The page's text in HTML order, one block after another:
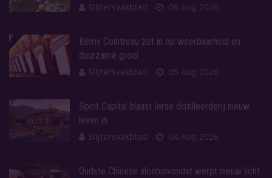
Slijtersvakblad
06 Aug 2026
Rémy Cointreau zet in op weerbaarheid en
duurzame groei
Slijtersvakblad
05 Aug 2026
Spirit Capital blaast Ierse distilleerderij nieuw
leven in
Slijtersvakblad
04 Aug 2026
Oudste Chinese alcoholvondst werpt nieuw licht